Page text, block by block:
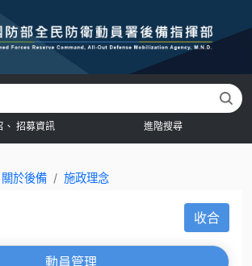
、 招募資訊 進階搜尋
關於後備 施政理念
收合
動員管理